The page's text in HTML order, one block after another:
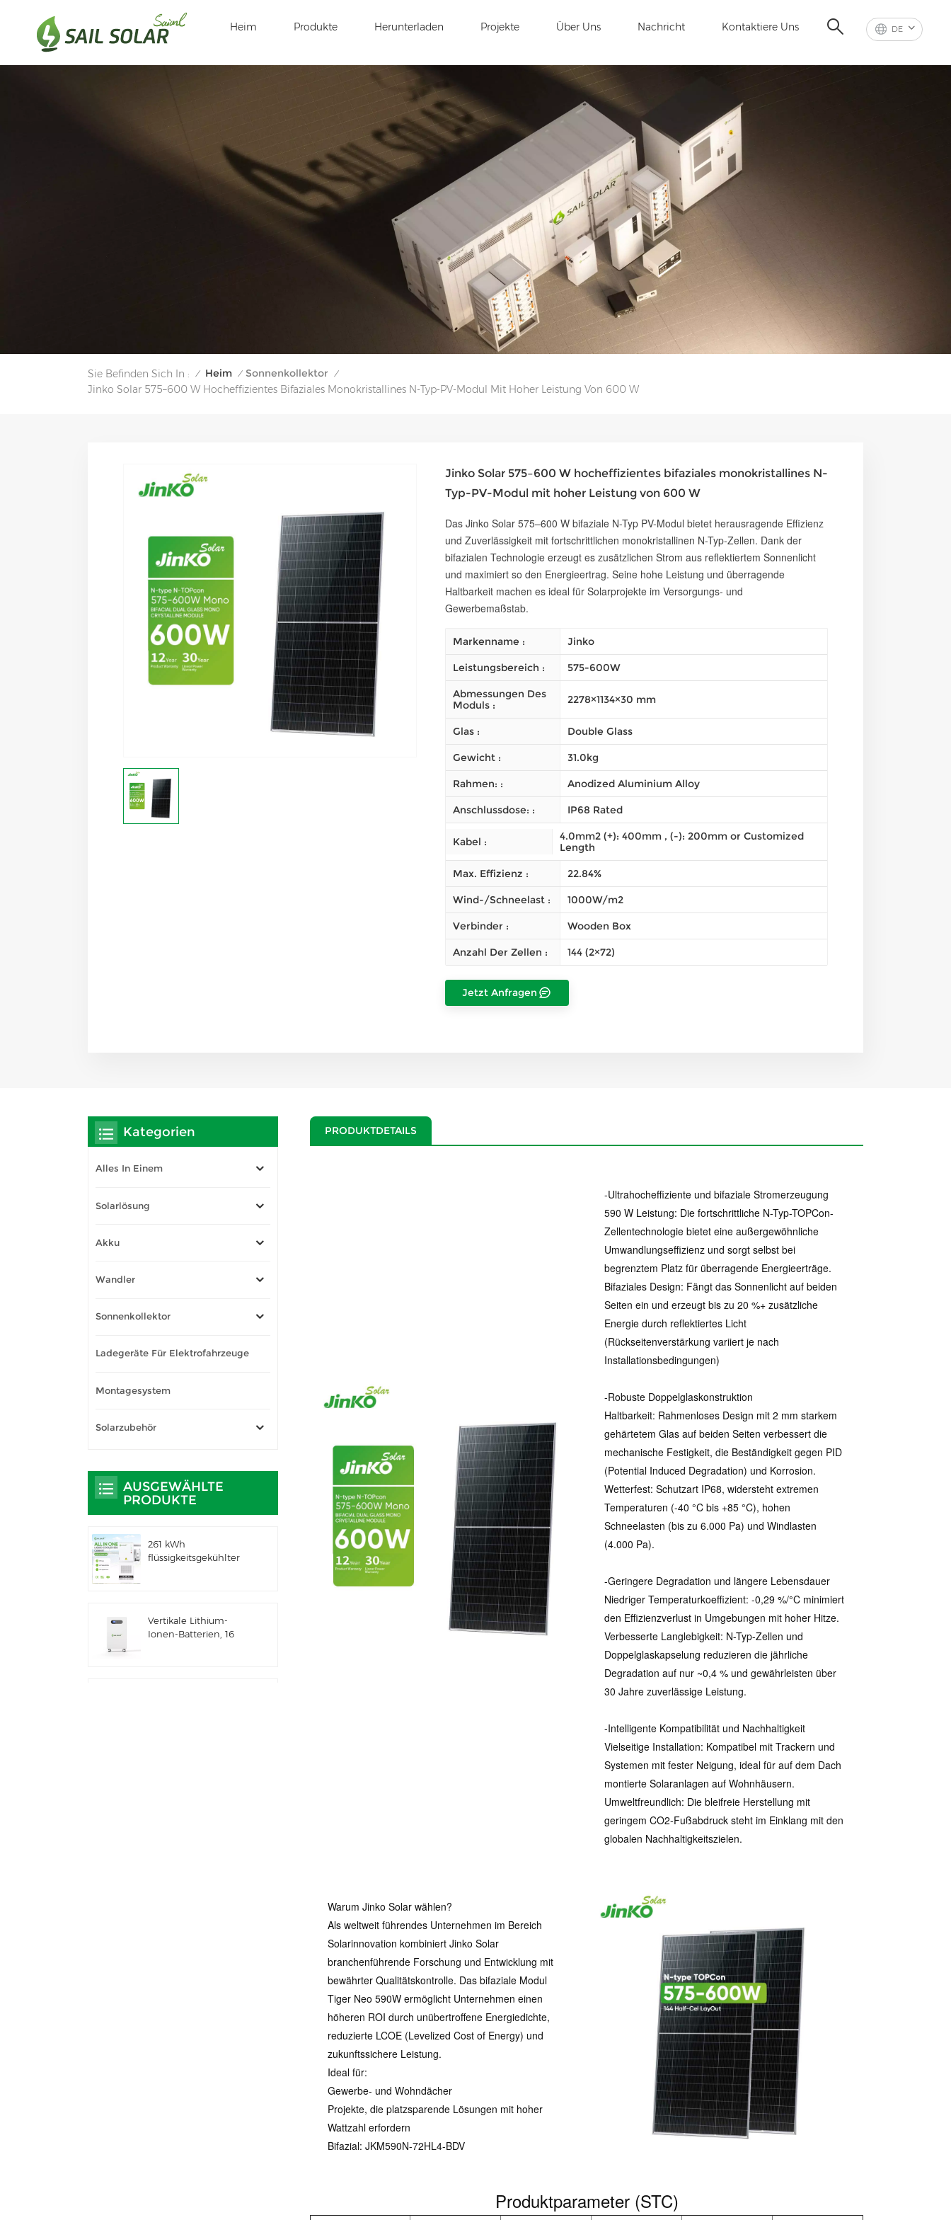
DE
Heim Produkte Herunterladen Projekte Über Uns Nachricht Kontaktiere Uns
Sie Befinden Sich In : / Heim / Sonnenkollektor /
Jinko Solar 575–600 W Hocheffizientes Bifaziales Monokristallines N-Typ-PV-Modul Mit Hoher Leistung Von 600 W
Jinko Solar 575–600 W hocheffizientes bifaziales monokristallines N-
Typ-PV-Modul mit hoher Leistung von 600 W
Das Jinko Solar 575–600 W bifaziale N-Typ PV-Modul bietet herausragende Effizienz
und Zuverlässigkeit mit fortschrittlichen monokristallinen N-Typ-Zellen. Dank der
bifazialen Technologie erzeugt es zusätzlichen Strom aus reflektiertem Sonnenlicht
und maximiert so den Energieertrag. Seine hohe Leistung und überragende
Haltbarkeit machen es ideal für Solarprojekte im Versorgungs- und
Gewerbemaßstab.
Markenname : Jinko
Leistungsbereich : 575-600W
Abmessungen Des
Moduls :
2278×1134×30 mm
Glas : Double Glass
Gewicht : 31.0kg
Rahmen: : Anodized Aluminium Alloy
Anschlussdose: : IP68 Rated
Kabel :
4.0mm2 (+): 400mm , (-): 200mm or Customized
Length
Max. Effizienz : 22.84%
Wind-/Schneelast : 1000W/m2
Verbinder : Wooden Box
Anzahl Der Zellen : 144 (2×72)
Jetzt Anfragen
PRODUKTDETAILS
-Ultrahocheffiziente und bifaziale Stromerzeugung
590 W Leistung: Die fortschrittliche N-Typ-TOPCon-
Zellentechnologie bietet eine außergewöhnliche
Umwandlungseffizienz und sorgt selbst bei
begrenztem Platz für überragende Energieerträge.
Bifaziales Design: Fängt das Sonnenlicht auf beiden
Seiten ein und erzeugt bis zu 20 %+ zusätzliche
Energie durch reflektiertes Licht
(Rückseitenverstärkung variiert je nach
Installationsbedingungen)
-Robuste Doppelglaskonstruktion
Haltbarkeit: Rahmenloses Design mit 2 mm starkem
gehärtetem Glas auf beiden Seiten verbessert die
mechanische Festigkeit, die Beständigkeit gegen PID
(Potential Induced Degradation) und Korrosion.
Wetterfest: Schutzart IP68, widersteht extremen
Temperaturen (-40 °C bis +85 °C), hohen
Schneelasten (bis zu 6.000 Pa) und Windlasten
(4.000 Pa).
-Geringere Degradation und längere Lebensdauer
Niedriger Temperaturkoeffizient: -0,29 %/°C minimiert
den Effizienzverlust in Umgebungen mit hoher Hitze.
Verbesserte Langlebigkeit: N-Typ-Zellen und
Doppelglaskapselung reduzieren die jährliche
Degradation auf nur ~0,4 % und gewährleisten über
30 Jahre zuverlässige Leistung.
-Intelligente Kompatibilität und Nachhaltigkeit
Vielseitige Installation: Kompatibel mit Trackern und
Systemen mit fester Neigung, ideal für auf dem Dach
montierte Solaranlagen auf Wohnhäusern.
Umweltfreundlich: Die bleifreie Herstellung mit
geringem CO2-Fußabdruck steht im Einklang mit den
globalen Nachhaltigkeitszielen.
Warum Jinko Solar wählen?
Als weltweit führendes Unternehmen im Bereich
Solarinnovation kombiniert Jinko Solar
branchenführende Forschung und Entwicklung mit
bewährter Qualitätskontrolle. Das bifaziale Modul
Tiger Neo 590W ermöglicht Unternehmen einen
höheren ROI durch unübertroffene Energiedichte,
reduzierte LCOE (Levelized Cost of Energy) und
zukunftssichere Leistung.
Ideal für:
Gewerbe- und Wohndächer
Projekte, die platzsparende Lösungen mit hoher
Wattzahl erfordern
Bifazial: JKM590N-72HL4-BDV
Produktparameter (STC)
Kategorien
Alles In Einem
Solarlösung
Akku
Wandler
Sonnenkollektor
Ladegeräte Für Elektrofahrzeuge
Montagesystem
Solarzubehör
AUSGEWÄHLTE
PRODUKTE
261 kWh
flüssigkeitsgekühlter
Anwendungen IP66
ESS
Vertikale Lithium-
Ionen-Batterien, 16